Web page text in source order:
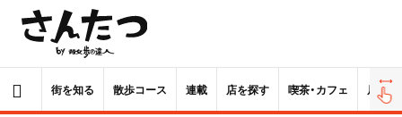
街を知る 散歩コース 連載 店を探す 喫茶・カフェ 居酒屋